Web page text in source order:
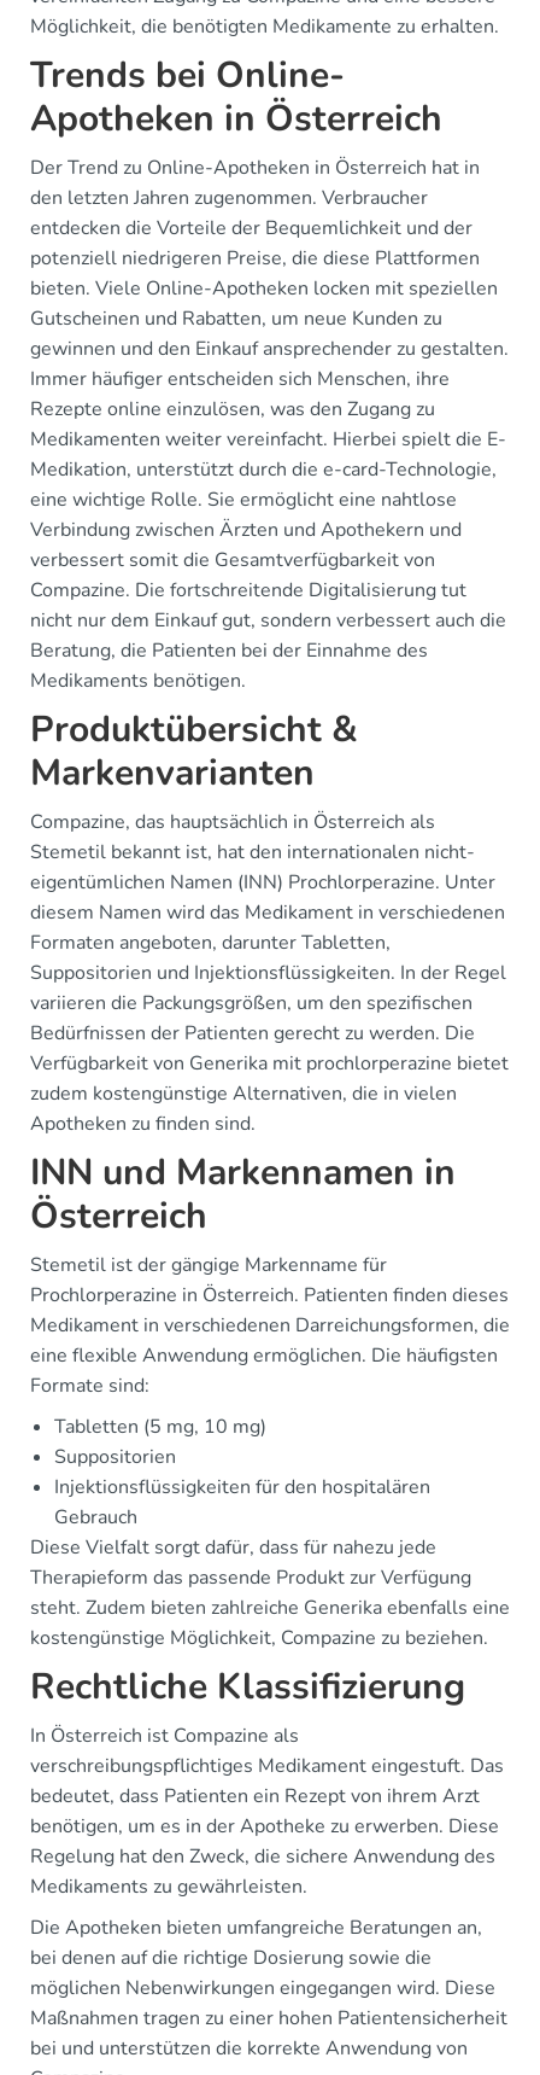
Möglichkeit, die benötigten Medikamente zu erhalten.
Trends bei Online-
Apotheken in Österreich
Der Trend zu Online-Apotheken in Österreich hat in
den letzten Jahren zugenommen. Verbraucher
entdecken die Vorteile der Bequemlichkeit und der
potenziell niedrigeren Preise, die diese Plattformen
bieten. Viele Online-Apotheken locken mit speziellen
Gutscheinen und Rabatten, um neue Kunden zu
gewinnen und den Einkauf ansprechender zu gestalten.
Immer häufiger entscheiden sich Menschen, ihre
Rezepte online einzulösen, was den Zugang zu
Medikamenten weiter vereinfacht. Hierbei spielt die E-
Medikation, unterstützt durch die e-card-Technologie,
eine wichtige Rolle. Sie ermöglicht eine nahtlose
Verbindung zwischen Ärzten und Apothekern und
verbessert somit die Gesamtverfügbarkeit von
Compazine. Die fortschreitende Digitalisierung tut
nicht nur dem Einkauf gut, sondern verbessert auch die
Beratung, die Patienten bei der Einnahme des
Medikaments benötigen.
Produktübersicht &
Markenvarianten
Compazine, das hauptsächlich in Österreich als
Stemetil bekannt ist, hat den internationalen nicht-
eigentümlichen Namen (INN) Prochlorperazine. Unter
diesem Namen wird das Medikament in verschiedenen
Formaten angeboten, darunter Tabletten,
Suppositorien und Injektionsflüssigkeiten. In der Regel
variieren die Packungsgrößen, um den spezifischen
Bedürfnissen der Patienten gerecht zu werden. Die
Verfügbarkeit von Generika mit prochlorperazine bietet
zudem kostengünstige Alternativen, die in vielen
Apotheken zu finden sind.
INN und Markennamen in
Österreich
Stemetil ist der gängige Markenname für
Prochlorperazine in Österreich. Patienten finden dieses
Medikament in verschiedenen Darreichungsformen, die
eine flexible Anwendung ermöglichen. Die häufigsten
Formate sind:
Tabletten (5 mg, 10 mg)
Suppositorien
Injektionsflüssigkeiten für den hospitalären
Gebrauch
Diese Vielfalt sorgt dafür, dass für nahezu jede
Therapieform das passende Produkt zur Verfügung
steht. Zudem bieten zahlreiche Generika ebenfalls eine
kostengünstige Möglichkeit, Compazine zu beziehen.
Rechtliche Klassifizierung
In Österreich ist Compazine als
verschreibungspflichtiges Medikament eingestuft. Das
bedeutet, dass Patienten ein Rezept von ihrem Arzt
benötigen, um es in der Apotheke zu erwerben. Diese
Regelung hat den Zweck, die sichere Anwendung des
Medikaments zu gewährleisten.
Die Apotheken bieten umfangreiche Beratungen an,
bei denen auf die richtige Dosierung sowie die
möglichen Nebenwirkungen eingegangen wird. Diese
Maßnahmen tragen zu einer hohen Patientensicherheit
bei und unterstützen die korrekte Anwendung von